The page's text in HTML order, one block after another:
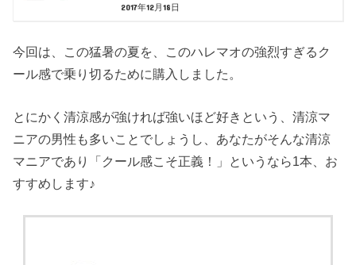
2017年12月18日
今回は、この猛暑の夏を、このハレマオの強烈すぎるク
ール感で乗り切るために購入しました。
とにかく清涼感が強ければ強いほど好きという、清涼マ
ニアの男性も多いことでしょうし、あなたがそんな清涼
マニアであり「クール感こそ正義！」というなら1本、お
すすめします♪